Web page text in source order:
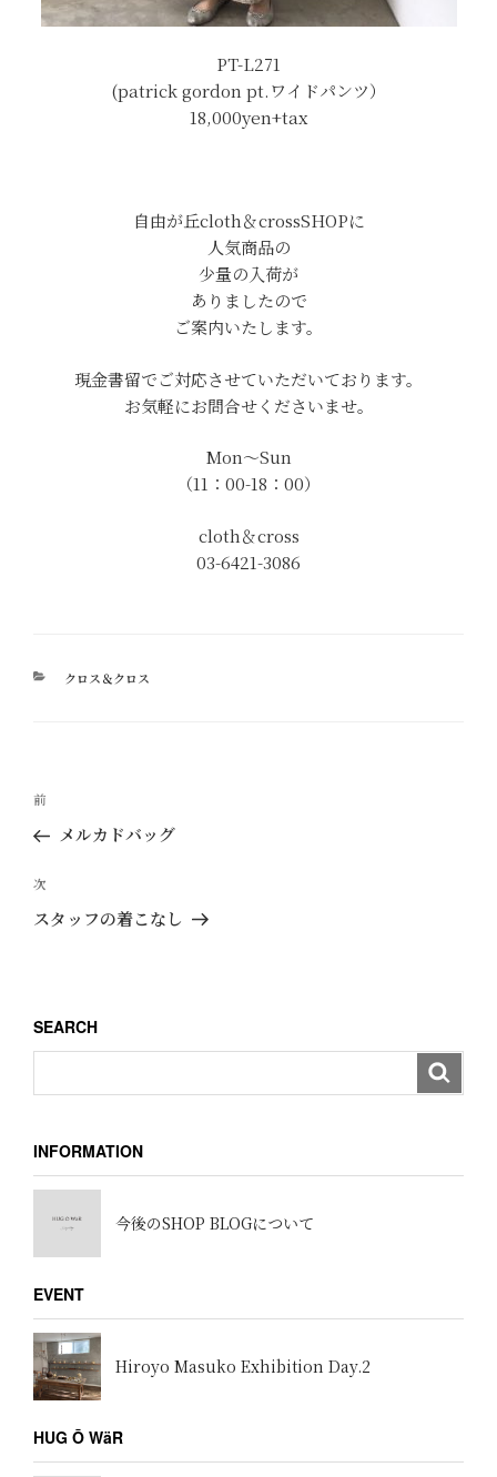
PT-L271
(patrick gordon pt.ワイドパンツ）
18,000yen+tax
自由が丘cloth＆crossSHOPに
人気商品の
少量の入荷が
ありましたので
ご案内いたします。
現金書留でご対応させていただいております。
お気軽にお問合せくださいませ。
Mon～Sun
（11：00-18：00）
cloth＆cross
03-6421-3086
カ
クロス＆クロス
投
ナ
ビ
ゲ
ン
過
去
投
稿
前
メルカドバッグ
次
の
次
スタッフの着こなし
SEARCH
INFORMATION
今後のSHOP BLOGについて
EVENT
Hiroyo Masuko Exhibition Day.2
HUG Ō WäR